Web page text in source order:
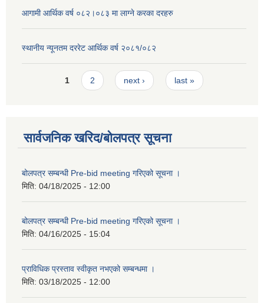
आगामी आर्थिक वर्ष ०८२।०८३ मा लाग्ने करका दरहरु
स्थानीय न्यूनतम दररेट आर्थिक वर्ष २०८१/०८२
Pages1 2 next › last »
सार्वजनिक खरिद/बोलपत्र सूचना
बोलपत्र सम्बन्धी Pre-bid meeting गरिएको सूचना ।
मिति: 04/18/2025 - 12:00
बोलपत्र सम्बन्धी Pre-bid meeting गरिएको सूचना ।
मिति: 04/16/2025 - 15:04
प्राविधिक प्रस्ताव स्वीकृत नभएको सम्बन्धमा ।
मिति: 03/18/2025 - 12:00